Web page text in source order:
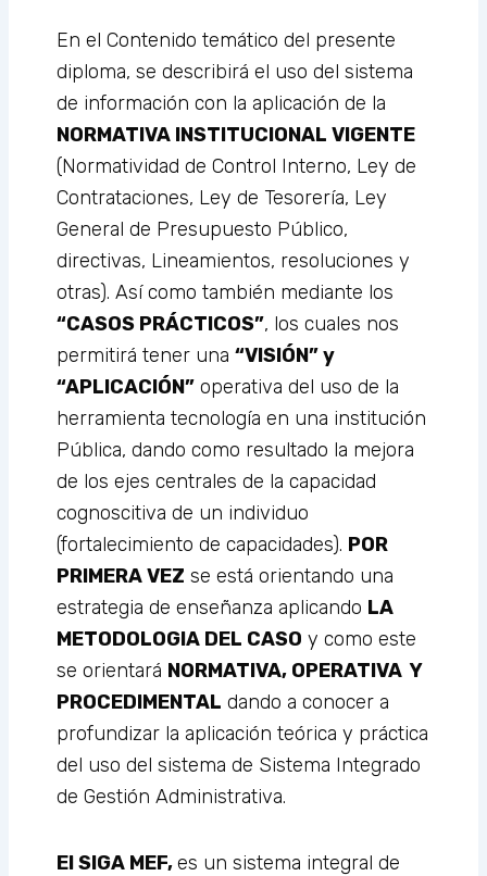
En el Contenido temático del presente
diploma, se describirá el uso del sistema
de información con la aplicación de la
NORMATIVA INSTITUCIONAL VIGENTE
(Normatividad de Control Interno, Ley de
Contrataciones, Ley de Tesorería, Ley
General de Presupuesto Público,
directivas, Lineamientos, resoluciones y
otras). Así como también mediante los
“CASOS PRÁCTICOS”, los cuales nos
permitirá tener una“VISIÓN” y
“APLICACIÓN” operativa del uso de la
herramienta tecnología en una institución
Pública, dando como resultado la mejora
de los ejes centrales de la capacidad
cognoscitiva de un individuo
(fortalecimiento de capacidades). POR
PRIMERA VEZ se está orientando una
estrategia de enseñanza aplicando LA
METODOLOGIA DEL CASO y como este
se orientará NORMATIVA, OPERATIVA Y
PROCEDIMENTAL dando a conocer a
profundizar la aplicación teórica y práctica
del uso del sistema de Sistema Integrado
de Gestión Administrativa.
El SIGA MEF,es un sistema integral de